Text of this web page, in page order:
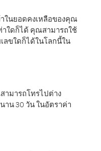
าในยอดคงเหลือของคุณ
าใดก็ได้ คุณสามารถใช้
ลขใดก็ได้ในโลกนี้ใน
ามารถโทรไปต่าง
น 30 วัน ในอัตราค่า